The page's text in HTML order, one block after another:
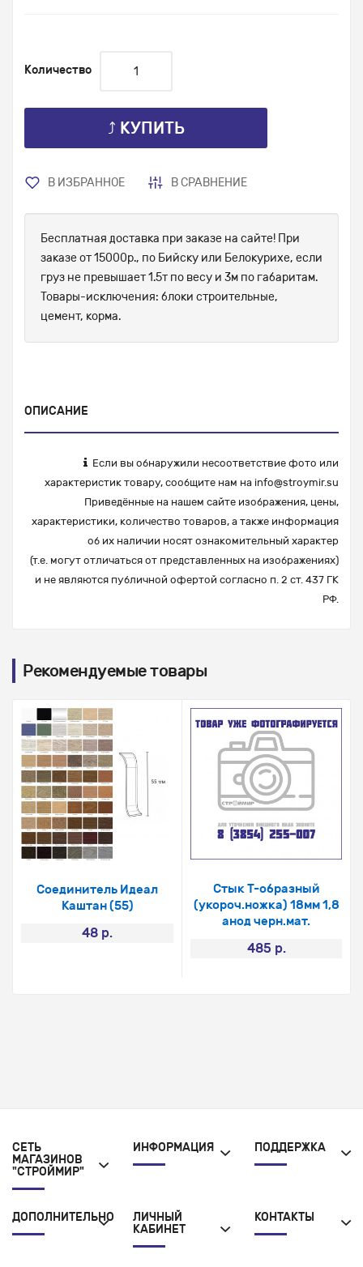
Количество
⤴ КУПИТЬ
В ИЗБРАННОЕ В СРАВНЕНИЕ
Бесплатная доставка при заказе на сайте! При
заказе от 15000р., по Бийску или Белокурихе, если
груз не превышает 1.5т по весу и 3м по габаритам.
Товары-исключения: блоки строительные,
цемент, корма.
ОПИСАНИЕ
Если вы обнаружили несоответствие фото или
характеристик товару, сообщите нам на info@stroymir.su
Приведённые на нашем сайте изображения, цены,
характеристики, количество товаров, а также информация
об их наличии носят ознакомительный характер
(т.е. могут отличаться от представленных на изображениях)
и не являются публичной офертой согласно п. 2 ст. 437 ГК
РФ.
Рекомендуемые товары
Соединитель Идеал
Каштан (55)
48 р.
Стык Т-образный
(укороч.ножка) 18мм 1,8
анод черн.мат.
485 р.
СЕТЬ
МАГАЗИНОВ
"СТРОЙМИР"
ИНФОРМАЦИЯ ПОДДЕРЖКА
ДОПОЛНИТЕЛЬНО
ЛИЧНЫЙ
КАБИНЕТ
КОНТАКТЫ